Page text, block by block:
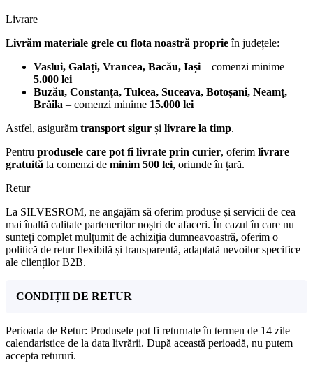
Livrare
Livrăm materiale grele cu flota noastră proprieîn județele:
Vaslui, Galați, Vrancea, Bacău, Iași – comenzi minime
5.000 lei
Buzău, Constanța, Tulcea, Suceava, Botoșani, Neamț,
Brăila – comenzi minime 15.000 lei
Astfel, asigurăm transport sigur și livrare la timp.
Pentru produsele care pot fi livrate prin curier, oferim livrare
gratuită la comenzi de minim 500 lei, oriunde în țară.
Retur
La SILVESROM, ne angajăm să oferim produse și servicii de cea
mai înaltă calitate partenerilor noștri de afaceri. În cazul în care nu
sunteți complet mulțumit de achiziția dumneavoastră, oferim o
politică de retur flexibilă și transparentă, adaptată nevoilor specifice
ale clienților B2B.
CONDIȚII DE RETUR
Perioada de Retur: Produsele pot fi returnate în termen de 14 zile
calendaristice de la data livrării. După această perioadă, nu putem
accepta retururi.